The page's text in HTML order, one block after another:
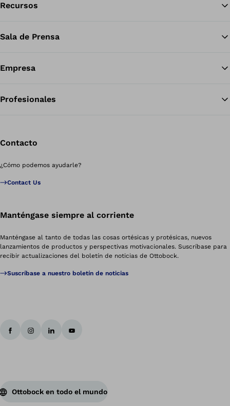
Recursos
Sala de Prensa
Empresa
Profesionales
Contacto
¿Cómo podemos ayudarle?
Contact Us
Manténgase siempre al corriente
Manténgase al tanto de todas las cosas ortésicas y protésicas, nuevos
lanzamientos de productos y perspectivas motivacionales. Suscríbase para
recibir actualizaciones del boletín de noticias de Ottobock.
Suscríbase a nuestro boletín de noticias
Ottobock en todo el mundo